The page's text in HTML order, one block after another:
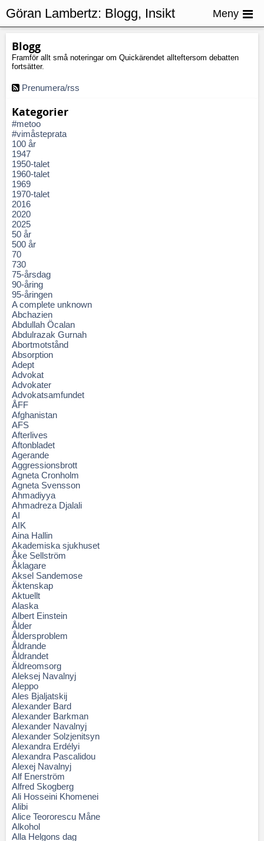
Blogg
Framför allt små noteringar om Quickärendet allteftersom debatten
fortsätter.
Prenumera/rss
Kategorier
#metoo
#vimåsteprata
100 år
1947
1950-talet
1960-talet
1969
1970-talet
2016
2020
2025
50 år
500 år
70
730
75-årsdag
90-åring
95-åringen
A complete unknown
Abchazien
Abdullah Öcalan
Abdulrazak Gurnah
Abortmotstånd
Absorption
Adept
Advokat
Advokater
Advokatsamfundet
ÅFF
Afghanistan
AFS
Afterlives
Aftonbladet
Agerande
Aggressionsbrott
Agneta Cronholm
Agneta Svensson
Ahmadiyya
Ahmadreza Djalali
AI
AIK
Aina Hallin
Akademiska sjukhuset
Åke Sellström
Åklagare
Aksel Sandemose
Äktenskap
Aktuellt
Alaska
Albert Einstein
Ålder
Åldersproblem
Åldrande
Åldrandet
Äldreomsorg
Aleksej Navalnyj
Aleppo
Ales Bjaljatskij
Alexander Bard
Alexander Barkman
Alexander Navalnyj
Alexander Solzjenitsyn
Alexandra Erdélyi
Alexandra Pascalidou
Alexej Navalnyj
Alf Enerström
Alfred Skogberg
Ali Hosseini Khomenei
Alibi
Alice Teororescu Måne
Alkohol
Alla Helgons dag
Göran Lambertz: Blogg, Insikt Meny